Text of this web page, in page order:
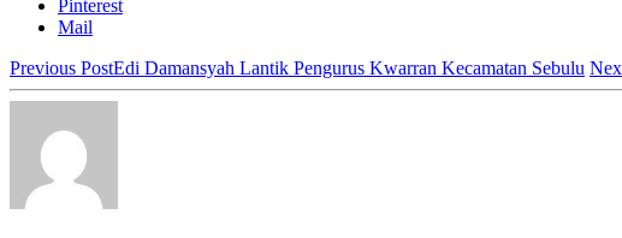
Pinterest
Mail
Previous PostEdi Damansyah Lantik Pengurus Kwarran Kecamatan Sebulu